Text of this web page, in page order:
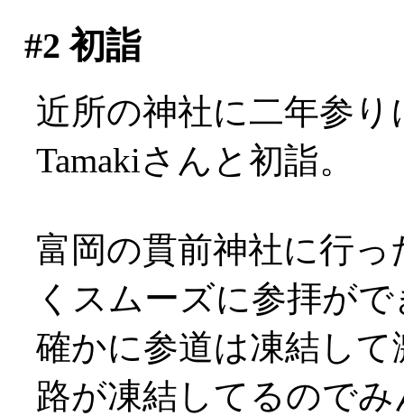
#2 初詣
近所の神社に二年参
Tamakiさんと初詣。
富岡の貫前神社に行
くスムーズに参拝が
確かに参道は凍結し
路が凍結してるので